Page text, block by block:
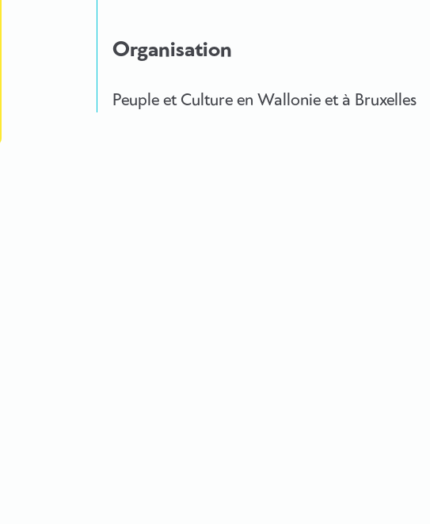
Organisation
Peuple et Culture en Wallonie et à Bruxelles